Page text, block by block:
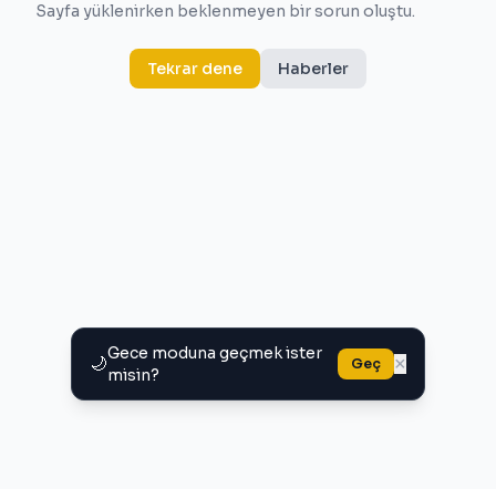
🌙Gece moduna geçmek ister
misin?
Geç ×
Sayfa yüklenirken beklenmeyen bir sorun oluştu.
Tekrar dene Haberler